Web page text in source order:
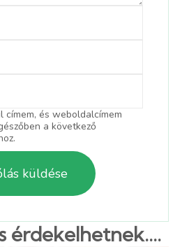
címem, és weboldalcímem
a következő
érdekelhetnek....